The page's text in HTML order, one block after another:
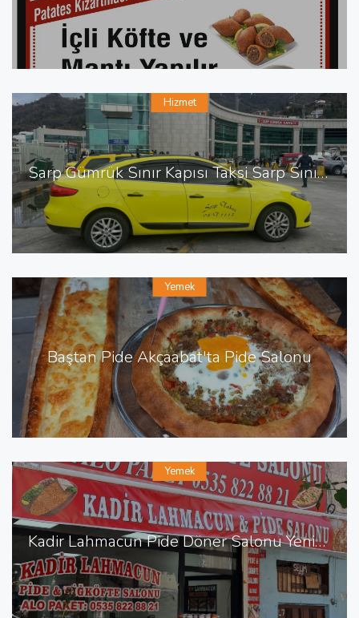
Sarp Gümrük Sınır Kapısı Taksi Sarp Sınır Kapısı En Yakın Taksi
Hizmet
Baştan Pide Akçaabat'ta Pide Salonu
Yemek
Kadir Lahmacun Pide Döner Salonu Yenişehir de Lahmacun Pide
Yemek